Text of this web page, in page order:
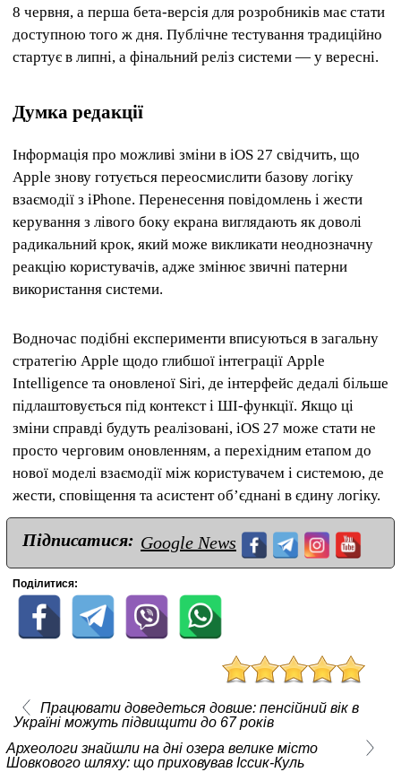
8 червня, а перша бета-версія для розробників має стати
доступною того ж дня. Публічне тестування традиційно
стартує в липні, а фінальний реліз системи — у вересні.
Думка редакції
Інформація про можливі зміни в iOS 27 свідчить, що
Apple знову готується переосмислити базову логіку
взаємодії з iPhone. Перенесення повідомлень і жести
керування з лівого боку екрана виглядають як доволі
радикальний крок, який може викликати неоднозначну
реакцію користувачів, адже змінює звичні патерни
використання системи.
Водночас подібні експерименти вписуються в загальну
стратегію Apple щодо глибшої інтеграції Apple
Intelligence та оновленої Siri, де інтерфейс дедалі більше
підлаштовується під контекст і ШІ-функції. Якщо ці
зміни справді будуть реалізовані, iOS 27 може стати не
просто черговим оновленням, а перехідним етапом до
нової моделі взаємодії між користувачем і системою, де
жести, сповіщення та асистент об’єднані в єдину логіку.
Підписатися: Google News
Поділитися:
Працювати доведеться довше: пенсійний вік в
Україні можуть підвищити до 67 років
Археологи знайшли на дні озера велике місто
Шовкового шляху: що приховував Іссик-Куль